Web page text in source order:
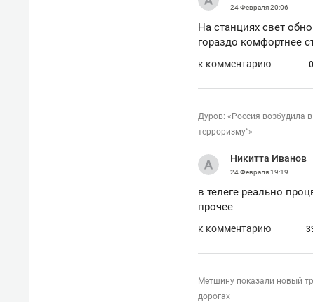
24 Февраля20:06
На станциях свет
гораздо комфортнее
к комментарию 0
Дуров: «Россия возбудила
терроризму“»
Никитта Иванов
24 Февраля19:19
в телеге реально
прочее
к комментарию
Метшину показали новый
дорогах